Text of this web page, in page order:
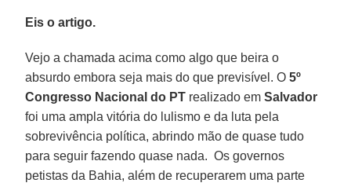
Eis o artigo.
Vejo a chamada acima como algo que beira o
absurdo embora seja mais do que previsível. O5º
Congresso Nacional do PT realizado emSalvador
foi uma ampla vitória do lulismo e da luta pela
sobrevivência política, abrindo mão de quase tudo
para seguir fazendo quase nada. Os governos
petistas da Bahia, além de recuperarem uma parte